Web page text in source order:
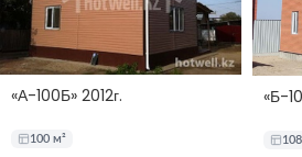
«А-100Б» 2012г.
100 м²
«Б-